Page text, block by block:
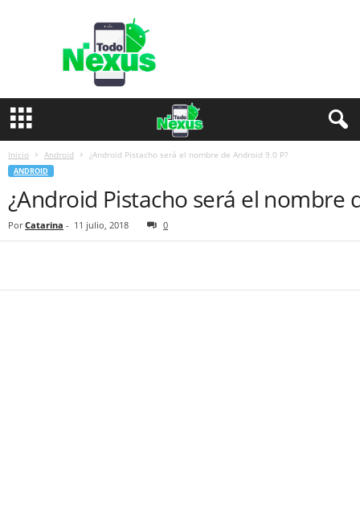
e
Inicio Android ¿Android Pistacho será el nombre de Android 9.0 P?
ANDROID
¿Android Pistacho será el nombre
Por Catarina - 11 julio, 2018 0